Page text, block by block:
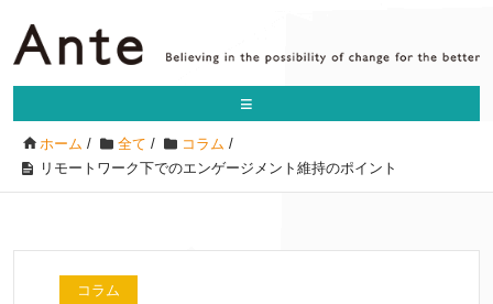
≡
ホーム / 全て / コラム /
リモートワーク下でのエンゲージメント維持のポイント
コラム